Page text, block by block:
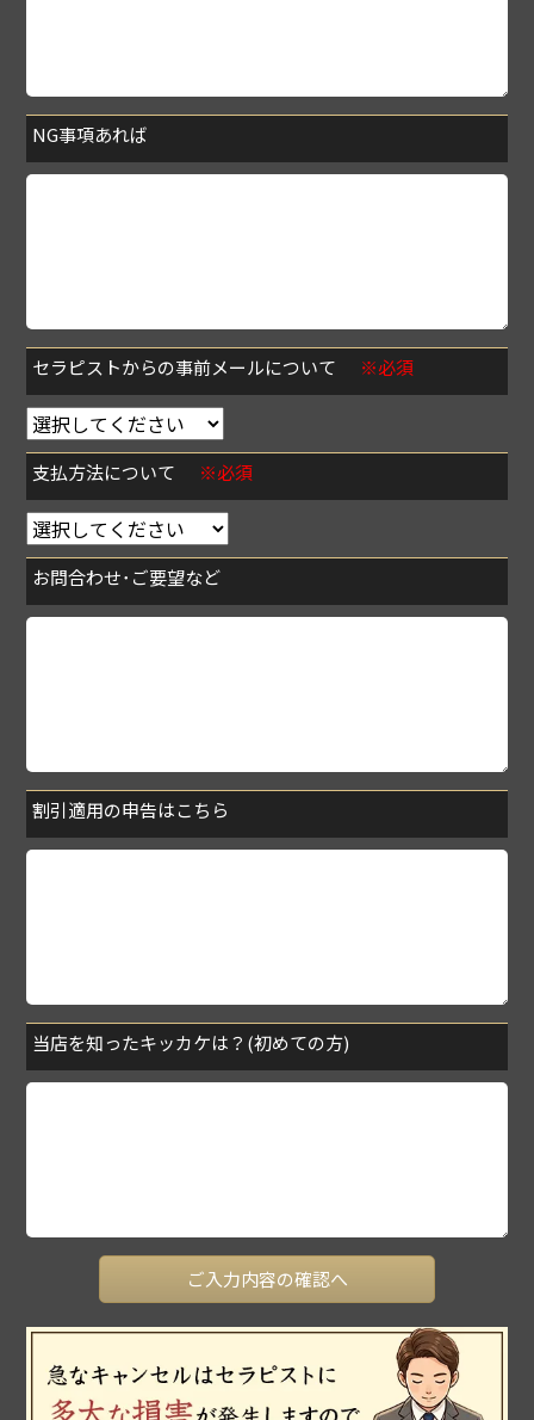
NG事項あれば
セラピストからの事前メールについて ※必須
支払方法について ※必須
お問合わせ･ご要望など
割引適用の申告はこちら
当店を知ったキッカケは？(初めての方)